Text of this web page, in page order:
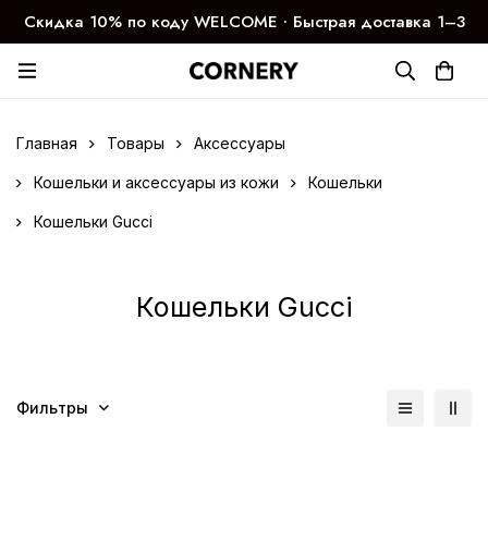
Скидка 10% по коду WELCOME ∙ Быстрая доставка 1–3
дня
Главная Товары Аксессуары
Кошельки и аксессуары из кожи Кошельки
Кошельки Gucci
Кошельки Gucci
Фильтры